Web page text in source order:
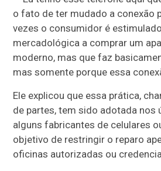
o fato de ter mudado a conexão
vezes o consumidor é
mercadológica a comprar um
moderno, mas que faz
mas somente porque essa
Ele explicou que essa prática,
de partes, tem sido adotada nos
alguns fabricantes de celulares
objetivo de restringir o reparo
oficinas autorizadas ou